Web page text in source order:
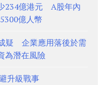
234億港元 A股年內
億人幣
疑 企業應用落後於需
潛在風險
升級戰事